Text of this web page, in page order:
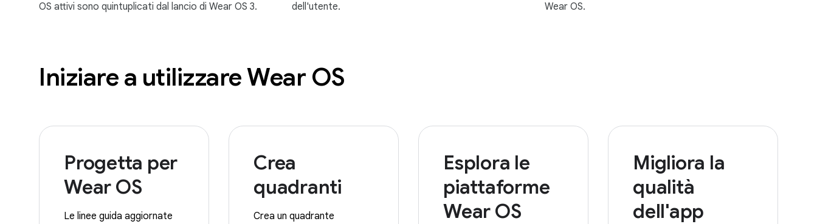
OS attivi sono quintuplicati dal lancio di Wear OS 3.
dell'utente.
Wear OS.
Iniziare a utilizzare Wear OS
Progetta per
Wear OS
Le linee guida aggiornate
Crea
quadranti
Crea un quadrante
Esplora le
piattaforme
Wear OS
Migliora la
qualità
dell'app